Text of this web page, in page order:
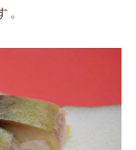
。